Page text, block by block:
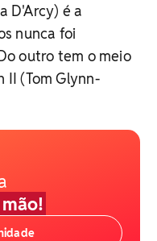
D'Arcy) é a
nunca foi
outro tem o meio
II (Tom Glynn-